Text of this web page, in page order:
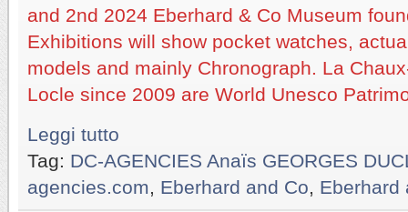
and 2nd 2024 Eberhard & Co Museum
Exhibitions will show pocket watches,
models and mainly Chronograph. La
Locle since 2009 are World Unesco
Leggi tutto
Tag: DC-AGENCIES Anaïs GEORGES
agencies.com
Eberhard and Co Eberhard